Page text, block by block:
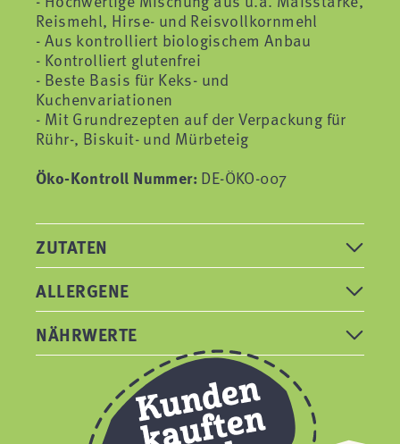
Reismehl, Hirse- und Reisvollkornmehl
- Aus kontrolliert biologischem Anbau
- Kontrolliert glutenfrei
- Beste Basis für Keks- und
Kuchenvariationen
- Mit Grundrezepten auf der Verpackung für
Rühr-, Biskuit- und Mürbeteig
Öko-Kontroll Nummer: DE-ÖKO-007
ZUTATEN
ALLERGENE
NÄHRWERTE